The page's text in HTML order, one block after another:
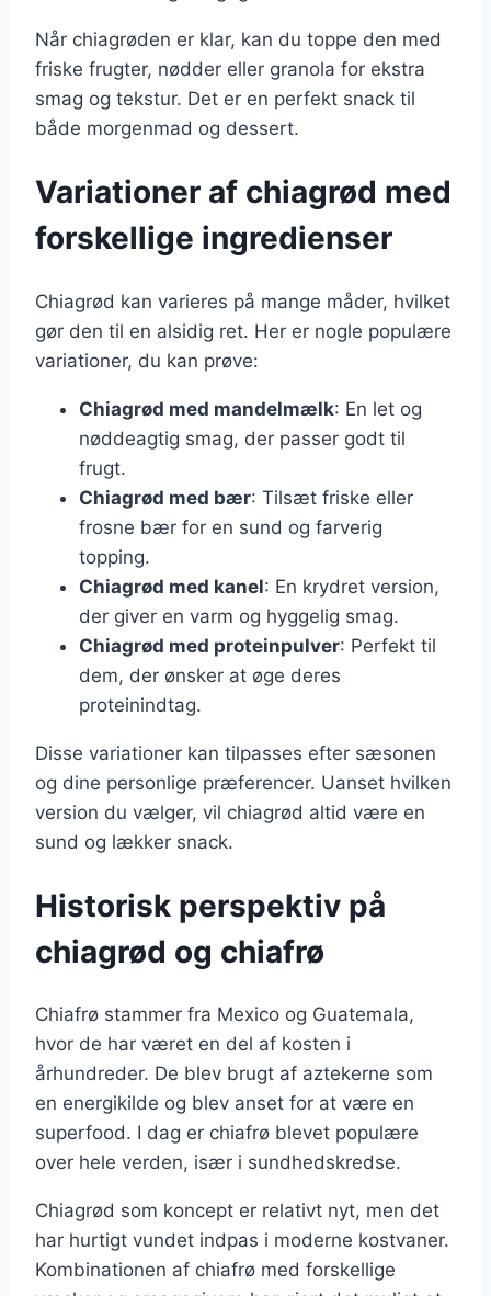
Når chiagrøden er klar, kan du toppe den med
friske frugter, nødder eller granola for ekstra
smag og tekstur. Det er en perfekt snack til
både morgenmad og dessert.
Variationer af chiagrød med
forskellige ingredienser
Chiagrød kan varieres på mange måder, hvilket
gør den til en alsidig ret. Her er nogle populære
variationer, du kan prøve:
Chiagrød med mandelmælk: En let og
nøddeagtig smag, der passer godt til
frugt.
Chiagrød med bær: Tilsæt friske eller
frosne bær for en sund og farverig
topping.
Chiagrød med kanel: En krydret version,
der giver en varm og hyggelig smag.
Chiagrød med proteinpulver: Perfekt til
dem, der ønsker at øge deres
proteinindtag.
Disse variationer kan tilpasses efter sæsonen
og dine personlige præferencer. Uanset hvilken
version du vælger, vil chiagrød altid være en
sund og lækker snack.
Historisk perspektiv på
chiagrød og chiafrø
Chiafrø stammer fra Mexico og Guatemala,
hvor de har været en del af kosten i
århundreder. De blev brugt af aztekerne som
en energikilde og blev anset for at være en
superfood. I dag er chiafrø blevet populære
over hele verden, især i sundhedskredse.
Chiagrød som koncept er relativt nyt, men det
har hurtigt vundet indpas i moderne kostvaner.
Kombinationen af chiafrø med forskellige